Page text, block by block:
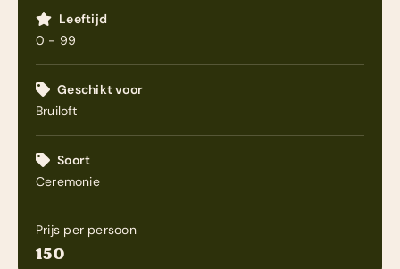
Schoolkamp
Contact
Leeftijd
0 - 99
Geschikt voor
Bruiloft
Soort
Ceremonie
Prijs per persoon
150